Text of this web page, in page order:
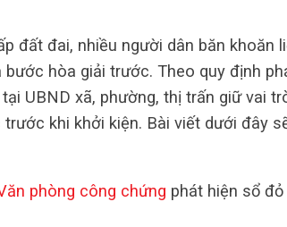
đất đai, nhiều người dân băn khoăn
bước hòa giải trước. Theo quy định
tại UBND xã, phường, thị trấn giữ vai
khi khởi kiện. Bài viết dưới đây
phòng công chứng phát hiện sổ